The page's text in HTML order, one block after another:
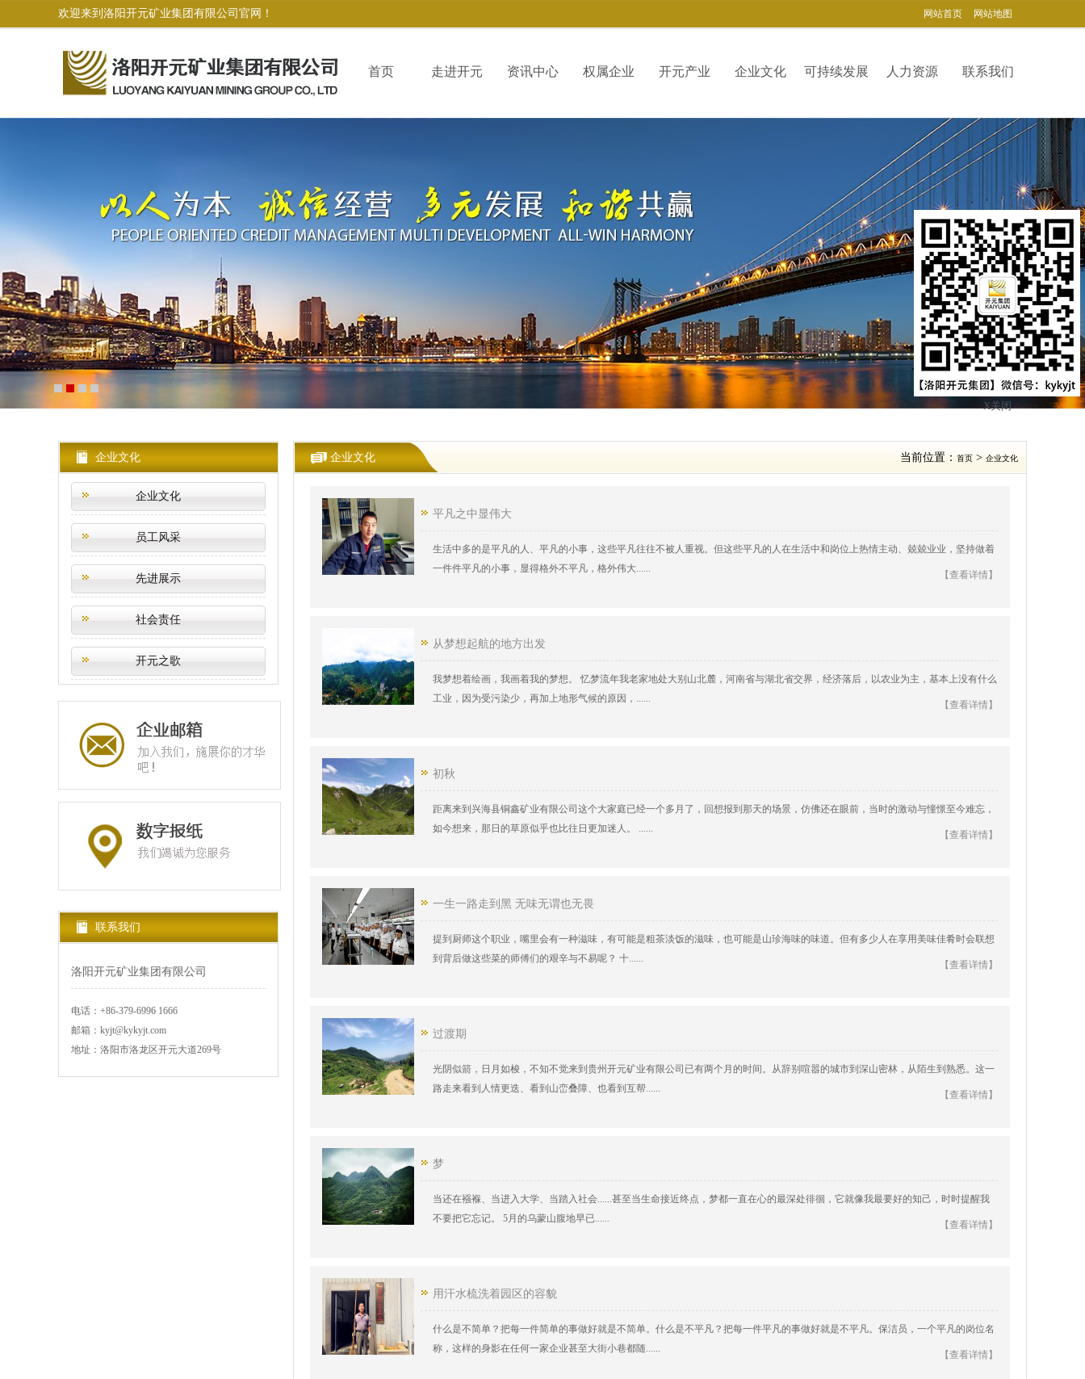
欢迎来到洛阳开元矿业集团有限公司官网！ 网站首页 网站地图
首页 走进开元 资讯中心 权属企业 开元产业 企业文化 可持续发展 人力资源 联系我们
企业文化
企业文化
员工风采
先进展示
社会责任
开元之歌
联系我们
洛阳开元矿业集团有限公司
电话：+86-379-6996 1666
邮箱：kyjt@kykyjt.com
地址：洛阳市洛龙区开元大道269号
企业文化 当前位置： 首页 > 企业文化
平凡之中显伟大
生活中多的是平凡的人、平凡的小事，这些平凡往往不被人重视。但这些平凡的人在生活中和岗位上热情主动、兢兢业业，坚持做着
一件件平凡的小事，显得格外不平凡，格外伟大......
【查看详情】
从梦想起航的地方出发
我梦想着绘画，我画着我的梦想。 忆梦流年我老家地处大别山北麓，河南省与湖北省交界，经济落后，以农业为主，基本上没有什么
工业，因为受污染少，再加上地形气候的原因，......
【查看详情】
初秋
距离来到兴海县铜鑫矿业有限公司这个大家庭已经一个多月了，回想报到那天的场景，仿佛还在眼前，当时的激动与憧憬至今难忘，
如今想来，那日的草原似乎也比往日更加迷人。 ......
【查看详情】
一生一路走到黑 无味无谓也无畏
提到厨师这个职业，嘴里会有一种滋味，有可能是粗茶淡饭的滋味，也可能是山珍海味的味道。但有多少人在享用美味佳肴时会联想
到背后做这些菜的师傅们的艰辛与不易呢？ 十......
【查看详情】
过渡期
光阴似箭，日月如梭，不知不觉来到贵州开元矿业有限公司已有两个月的时间。从辞别喧嚣的城市到深山密林，从陌生到熟悉。这一
路走来看到人情更迭、看到山峦叠障、也看到互帮......
【查看详情】
梦
当还在襁褓、当进入大学、当踏入社会......甚至当生命接近终点，梦都一直在心的最深处徘徊，它就像我最要好的知己，时时提醒我
不要把它忘记。 5月的乌蒙山腹地早已......
【查看详情】
用汗水梳洗着园区的容貌
什么是不简单？把每一件简单的事做好就是不简单。什么是不平凡？把每一件平凡的事做好就是不平凡。保洁员，一个平凡的岗位名
称，这样的身影在任何一家企业甚至大街小巷都随......
【查看详情】
X关闭